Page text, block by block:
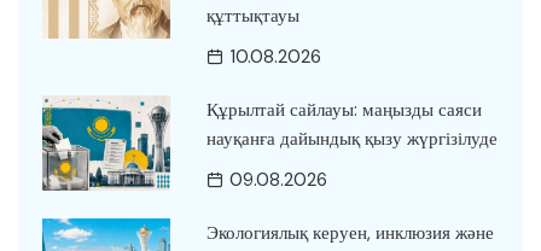
құттықтауы
10.08.2026
Құрылтай сайлауы: маңызды саяси
науқанға дайындық қызу жүргізілуде
09.08.2026
Экологиялық керуен, инклюзия және